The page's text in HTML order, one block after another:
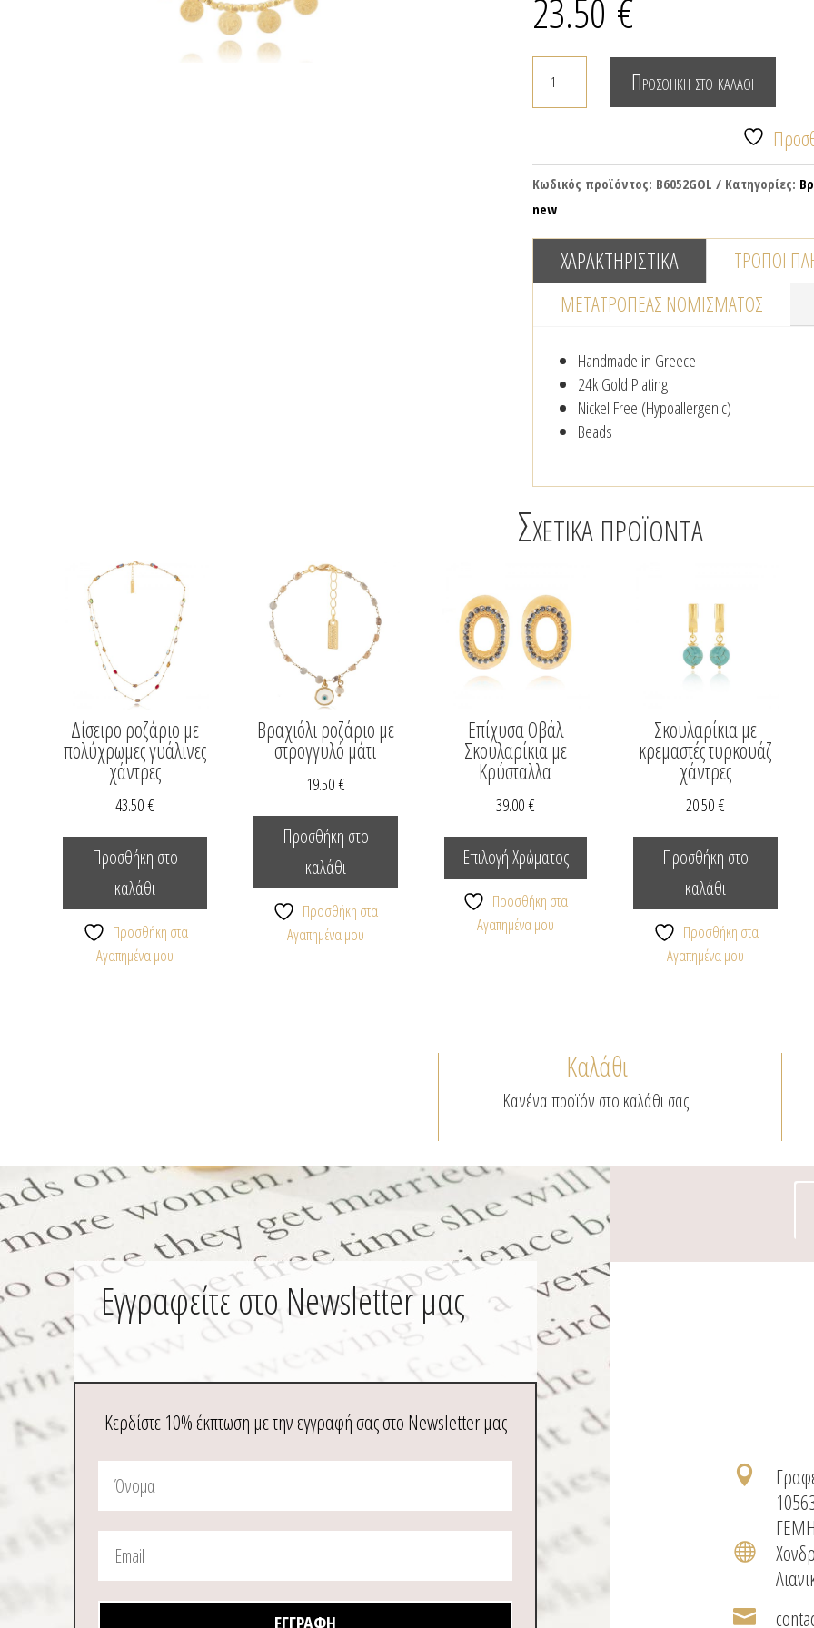
23.50 €
Βραχιόλι
χάντρες
επίχρυσα
φλουράκια
ποσότητα
Προσθήκη στο καλάθι
Κωδικός προϊόντος: B6052GOL Κατηγορίες:
new
ΧΑΡΑΚΤΗΡΙΣΤΙΚΆ ΤΡΌΠΟΙ
ΜΕΤΑΤΡΟΠΈΑΣ NΟΜΊΣΜΑΤΟΣ
Handmade in Greece
24k Gold Plating
Nickel Free (Hypoallergenic)
Beads
Σχετικά προϊόντα
Δίσειρο ροζάριο με
πολύχρωμες γυάλινες
χάντρες
43.50€
Προσθήκη στο
καλάθι
Προσθήκη στα
Αγαπημένα μου
Βραχιόλι ροζάριο με
στρογγυλό μάτι
19.50€
Προσθήκη στο
καλάθι
Προσθήκη στα
Αγαπημένα μου
Επίχυσα Οβάλ
Σκουλαρίκια με
Κρύσταλλα
39.00€
Επιλογή Χρώματος
επιλεγούν
σελίδα
Προσθήκη στα
Αγαπημένα μου
Σκουλαρίκια με
κρεμαστές τυρκουάζ
χάντρες
20.50€
Προσθήκη στο
καλάθι
Προσθήκη στα
Αγαπημένα μου
Καλάθι
Κανένα προϊόν στο καλάθι σας.
Εγγραφείτε στο Newsletter μας
Κερδίστε 10% έκπτωση με την εγγραφή σας στο Newsletter μας
ΕΓΓΡΑΦΉ


